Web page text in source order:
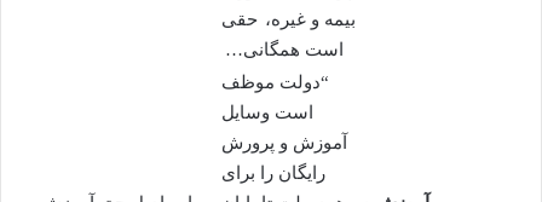
بیمه و غیره، حقی
است همگانی…
“دولت موظف
است وسایل
آموزش و پرورش
رایگان را برای